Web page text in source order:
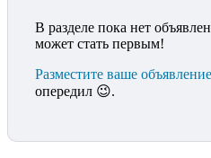
В разделе пока нет
может стать первым!
Разместите ваше
опередил 😉.